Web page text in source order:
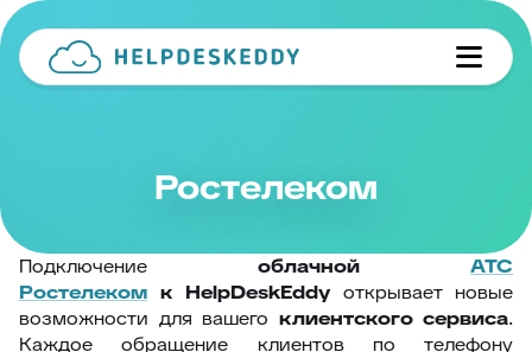
Ростелеком
Подключение облачной АТС
Ростелеком к HelpDeskEddy открывает новые
возможности для вашего клиентского сервиса.
Каждое обращение клиентов по телефону